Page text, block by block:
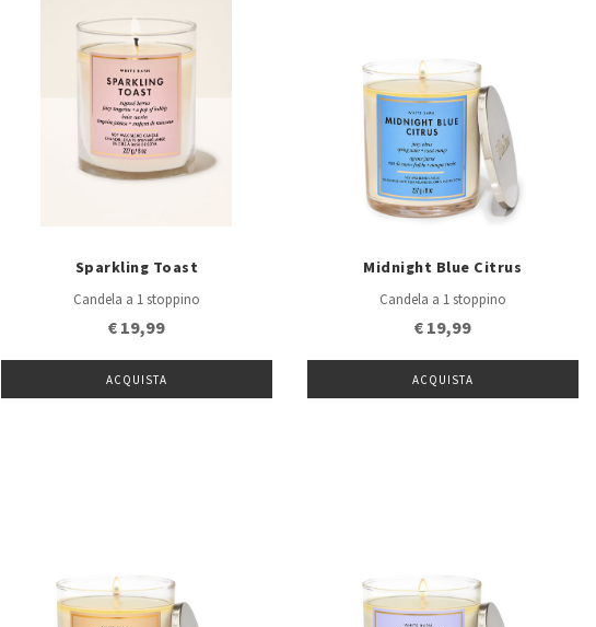
Sparkling Toast
Candela a 1 stoppino
€ 19,99
ACQUISTA
Midnight Blue Citrus
Candela a 1 stoppino
€ 19,99
ACQUISTA